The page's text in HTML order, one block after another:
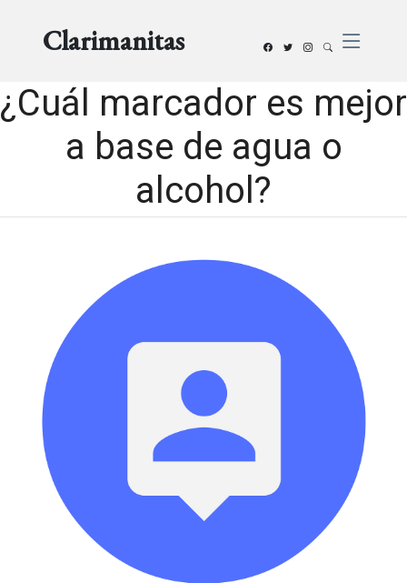
Clarimanitas
¿Cuál marcador es mejor
a base de agua o
alcohol?